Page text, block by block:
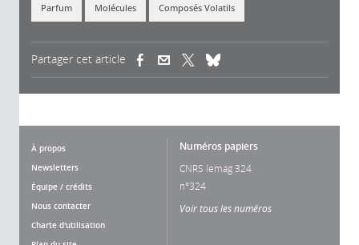
Parfum Molécules Composés Volatils
Partager cet article (link is external)(link is external)
À propos
Newsletters
Équipe / crédits
Nous contacter
Charte d'utilisation
Numéros papiers
CNRS lemag 324
n°324
Voir tous les numéros